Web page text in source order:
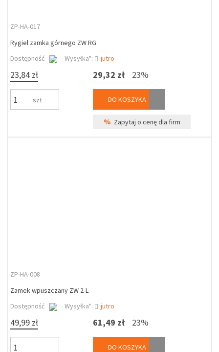
ZP-HA-017
Rygiel zamka górnego ZW RG
Dostępność
Wysyłka*: jutro
23,84 zł
szt
29,32 zł 23%
DO KOSZYKA
% Zapytaj o cenę dla firm
ZP-HA-008
Zamek wpuszczany ZW 2-L
Dostępność
Wysyłka*: jutro
49,99 zł 61,49 zł 23%
DO KOSZYKA